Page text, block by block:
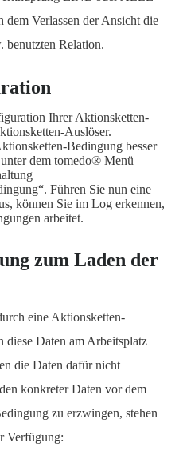
Verlassen der Ansicht die
benutzten Relation.
Ihrer Aktionsketten-
Auslöser.
Bedingung besser
dem tomedo® Menü
Führen Sie nun eine
können Sie im Log erkennen,
arbeitet.
zum Laden der
eine Aktionsketten-
diese Daten am Arbeitsplatz
die Daten dafür nicht
konkreter Daten vor dem
zu erzwingen, stehen
Verfügung: